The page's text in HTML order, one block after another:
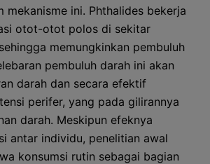
mekanisme ini. Phthalides bekerja
otot-otot polos di sekitar
memungkinkan pembuluh
pembuluh darah ini akan
darah dan secara efektif
perifer, yang pada gilirannya
darah. Meskipun efeknya
antar individu, penelitian awal
konsumsi rutin sebagai bagian